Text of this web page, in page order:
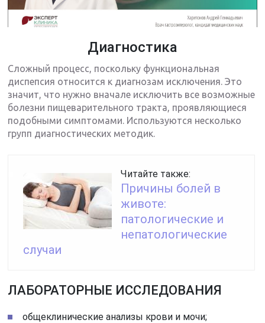
Диагностика
Сложный процесс, поскольку функциональная
диспепсия относится к диагнозам исключения. Это
значит, что нужно вначале исключить все возможные
болезни пищеварительного тракта, проявляющиеся
подобными симптомами. Используются несколько
групп диагностических методик.
Читайте также:
Причины болей в
животе:
патологические и
непатологические
случаи
ЛАБОРАТОРНЫЕ ИССЛЕДОВАНИЯ
общеклинические анализы крови и мочи;